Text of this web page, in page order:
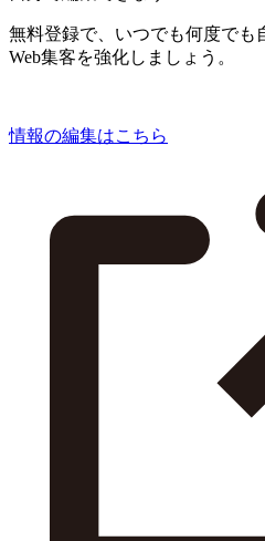
無料登録で、いつでも何度でも
Web集客を強化しましょう。
情報の編集はこちら